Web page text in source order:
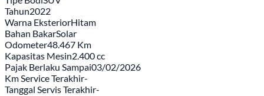
Tahun2022
Warna EksteriorHitam
Bahan BakarSolar
Odometer48.467 Km
Kapasitas Mesin2.400 cc
Pajak Berlaku Sampai03/02/2026
Km Service Terakhir-
Tanggal Servis Terakhir-